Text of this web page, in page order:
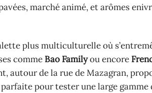
marché animé, et arômes
plus multiculturelle où
comme Bao Familyou encore
autour de la rue de Mazagran,
pour tester une large